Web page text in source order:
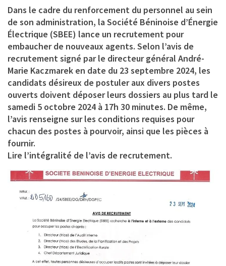
Dans le cadre du renforcement du personnel au sein
de son administration, la Société Béninoise d’Énergie
Électrique (SBEE) lance un recrutement pour
embaucher de nouveaux agents. Selon l’avis de
recrutement signé par le directeur général André-
Marie Kaczmarek en date du 23 septembre 2024, les
candidats désireux de postuler aux divers postes
ouverts doivent déposer leurs dossiers au plus tard le
samedi 5 octobre 2024 à 17h 30 minutes. De même,
l’avis renseigne sur les conditions requises pour
chacun des postes à pourvoir, ainsi que les pièces à
fournir.
Lire l’intégralité de l’avis de recrutement.